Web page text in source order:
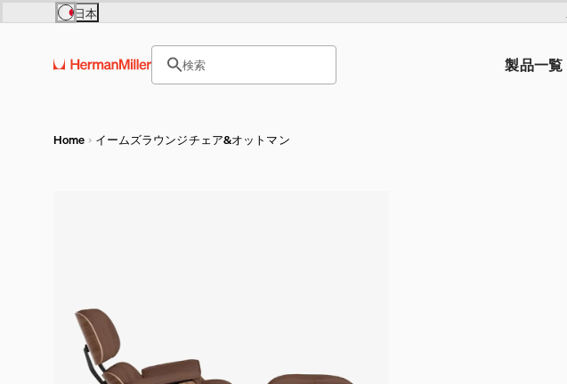
Skip to main content
Europe
United Kingdom (£)
France (€)
Deutschland (€)
Luxembourg (€)
Asia Pacific
India (₹)
The Americas
Canada ($)
日本
サイト内検索のためのテキストを入力してください。
検索
ヘッダー検索ボックスをオープン
製品一覧
Home イームズラウンジチェア&オットマン